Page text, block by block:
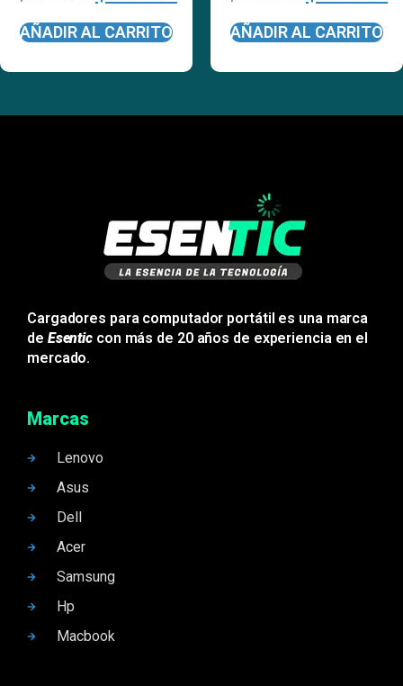
AÑADIR AL CARRITO AÑADIR AL CARRITO
Cargadores para computador portátil es una marca
de Esentic con más de 20 años de experiencia en el
mercado.
Marcas
Lenovo
Asus
Dell
Acer
Samsung
Hp
Macbook